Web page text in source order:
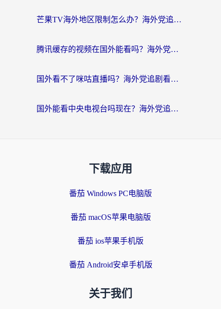
芒果TV海外地区限制怎么办？海外党追剧看片的实用加速器选择指南
腾讯缓存的视频在国外能看吗？海外党追剧看片的终极解决方案
国外看不了咪咕直播吗？海外党追剧看片的加速器选择指南
国外能看中央电视台吗现在？海外党追剧看央视的实用指南
下载应用
番茄 Windows PC电脑版
番茄 macOS苹果电脑版
番茄 ios苹果手机版
番茄 Android安卓手机版
关于我们